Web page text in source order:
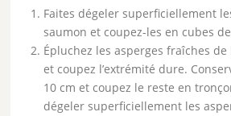
Faites dégeler superficiellement
saumon et coupez-les en cubes
Épluchez les asperges fraîches
et coupez l’extrémité dure.
10 cm et coupez le reste en
dégeler superficiellement les